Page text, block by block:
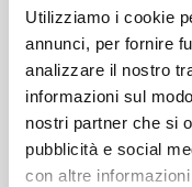
Utilizziamo i cookie
annunci, per fornire
analizzare il nostro
informazioni sul
nostri partner che si
pubblicità e social
con altre